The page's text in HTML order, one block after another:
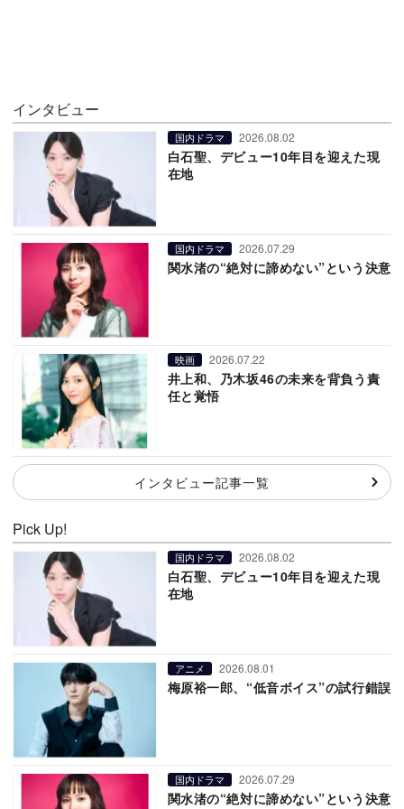
インタビュー
国内ドラマ 2026.08.02
白石聖、デビュー10年目を迎えた現
在地
国内ドラマ 2026.07.29
関水渚の“絶対に諦めない”という決意
映画 2026.07.22
井上和、乃木坂46の未来を背負う責
任と覚悟
インタビュー記事一覧
Pick Up!
国内ドラマ 2026.08.02
白石聖、デビュー10年目を迎えた現
在地
アニメ 2026.08.01
梅原裕一郎、“低音ボイス”の試行錯誤
国内ドラマ 2026.07.29
関水渚の“絶対に諦めない”という決意